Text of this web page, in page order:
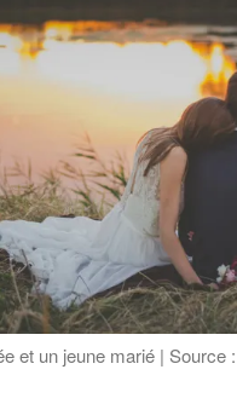
et un jeune marié | Source